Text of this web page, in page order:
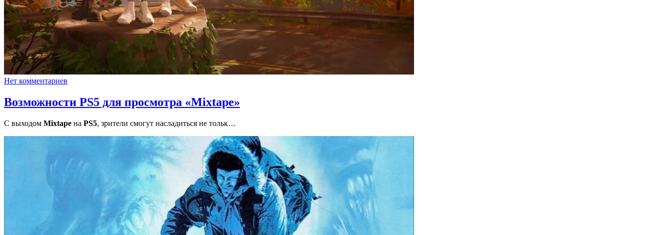
Нет комментариев
Возможности PS5 для просмотра «Mixtape»
С выходом Mixtape на PS5, зрители смогут насладиться не тольк…